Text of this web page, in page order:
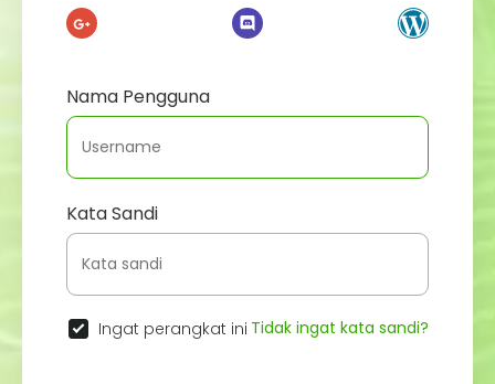
Nama Pengguna
Kata Sandi
Ingat perangkat ini Tidak ingat kata sandi?